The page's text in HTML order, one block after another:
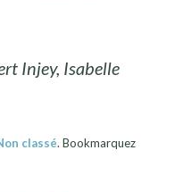
Injey, Isabelle
classé. Bookmarquez